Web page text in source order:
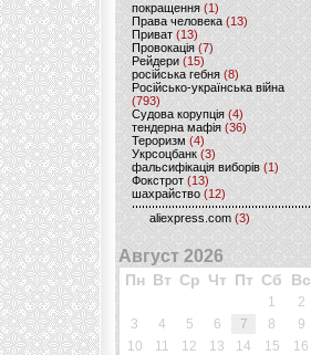
покращення (1)
Права человека(13)
Приват (13)
Провокація (7)
Рейдери (15)
російська гебня (8)
Російсько-українська війна
(793)
Судова корупція (4)
тендерна мафія (36)
Тероризм (4)
Укрсоцбанк (3)
фальсифікація виборів (1)
Фокстрот(13)
шахрайство (12)
aliexpress.com (3)
Август 2026
Пн Вт Ср Чт Пт Сб Вс
1
2
3
4 5 6 7 8
9
10
11 12 13 14 15
16